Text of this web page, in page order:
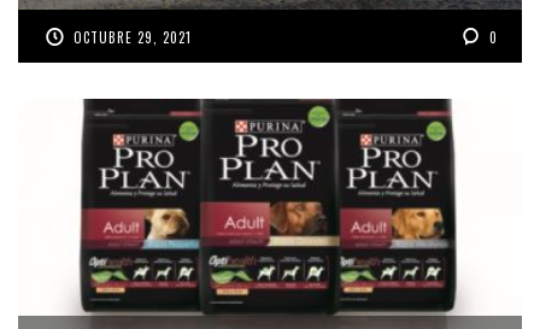
OCTUBRE 29, 2021 0